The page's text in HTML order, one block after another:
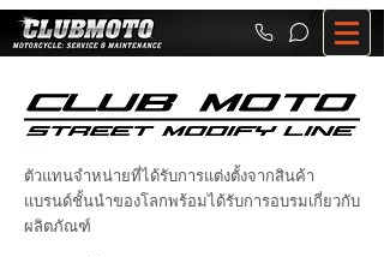
ตัวแทนจำหน่ายที่ได้รับการแต่งตั้งจากสินค้า
แบรนด์ชั้นนำของโลกพร้อมได้รับการอบรมเกี่ยวกับ
ผลิตภัณฑ์